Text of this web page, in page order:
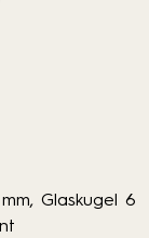
Glaskugel 6